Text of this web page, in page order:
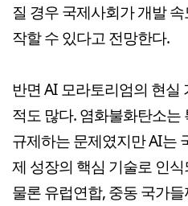
질 경우 국제사회가 개발
작할 수 있다고 전망한다.
반면 AI 모라토리엄의 현실
적도 많다. 염화불화탄소
규제하는 문제였지만 AI는
제 성장의 핵심 기술로 인
물론 유럽연합, 중동 국가